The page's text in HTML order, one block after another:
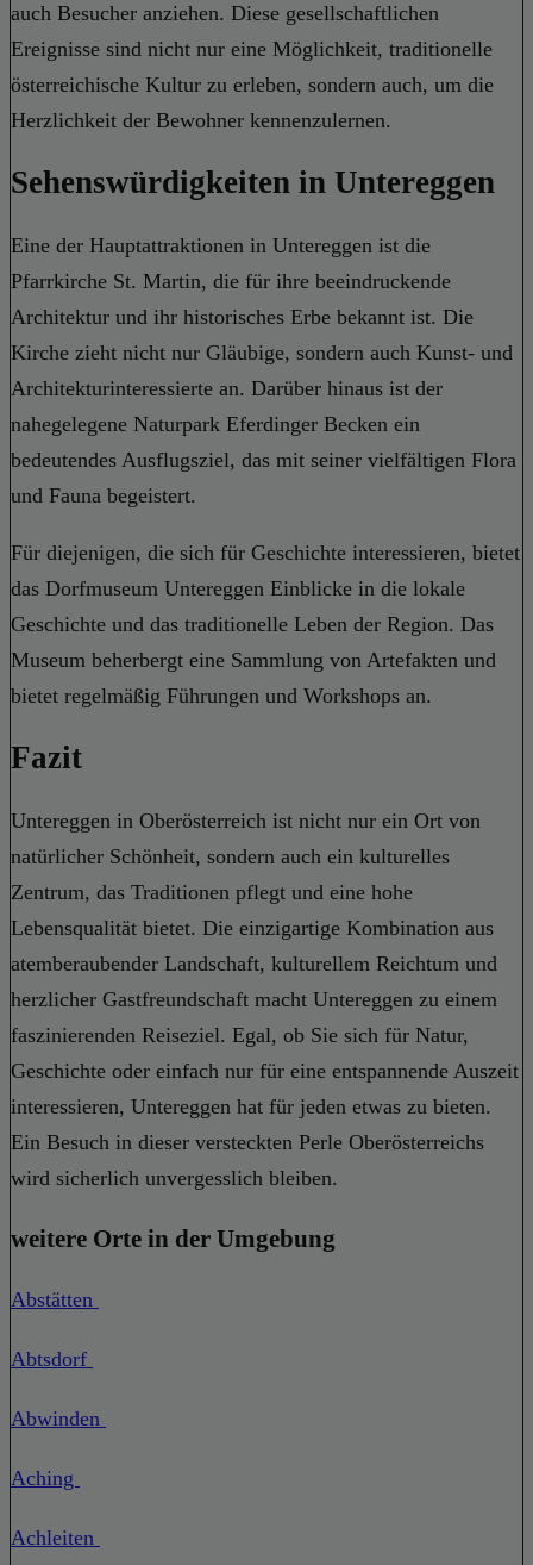
auch Besucher anziehen. Diese gesellschaftlichen
Ereignisse sind nicht nur eine Möglichkeit, traditionelle
österreichische Kultur zu erleben, sondern auch, um die
Herzlichkeit der Bewohner kennenzulernen.
Sehenswürdigkeiten in Untereggen
Eine der Hauptattraktionen in Untereggen ist die
Pfarrkirche St. Martin, die für ihre beeindruckende
Architektur und ihr historisches Erbe bekannt ist. Die
Kirche zieht nicht nur Gläubige, sondern auch Kunst- und
Architekturinteressierte an. Darüber hinaus ist der
nahegelegene Naturpark Eferdinger Becken ein
bedeutendes Ausflugsziel, das mit seiner vielfältigen Flora
und Fauna begeistert.
Für diejenigen, die sich für Geschichte interessieren, bietet
das Dorfmuseum Untereggen Einblicke in die lokale
Geschichte und das traditionelle Leben der Region. Das
Museum beherbergt eine Sammlung von Artefakten und
bietet regelmäßig Führungen und Workshops an.
Fazit
Untereggen in Oberösterreich ist nicht nur ein Ort von
natürlicher Schönheit, sondern auch ein kulturelles
Zentrum, das Traditionen pflegt und eine hohe
Lebensqualität bietet. Die einzigartige Kombination aus
atemberaubender Landschaft, kulturellem Reichtum und
herzlicher Gastfreundschaft macht Untereggen zu einem
faszinierenden Reiseziel. Egal, ob Sie sich für Natur,
Geschichte oder einfach nur für eine entspannende Auszeit
interessieren, Untereggen hat für jeden etwas zu bieten.
Ein Besuch in dieser versteckten Perle Oberösterreichs
wird sicherlich unvergesslich bleiben.
weitere Orte in der Umgebung
Abstätten
Abtsdorf
Abwinden
Aching
Achleiten